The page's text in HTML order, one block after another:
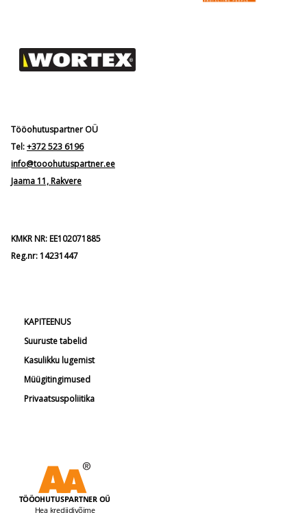
Tööohutuspartner OÜ
Tel:+372 523 6196
info@tooohutuspartner.ee
Jaama 11, Rakvere
KMKR NR: EE102071885
Reg.nr: 14231447
KAPITEENUS
Suuruste tabelid
Kasulikku lugemist
Müügitingimused
Privaatsuspoliitika